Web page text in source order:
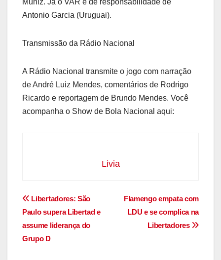
Muniz. Já o VAR é de responsabilidade de
Antonio Garcia (Uruguai).
Transmissão da Rádio Nacional
A Rádio Nacional transmite o jogo com narração
de André Luiz Mendes, comentários de Rodrigo
Ricardo e reportagem de Brundo Mendes. Você
acompanha o Show de Bola Nacional aqui:
Livia
Navegação
de
Post
Flamengo empata com
LDU e se complica na
Libertadores
Libertadores: São
Paulo supera Libertad e
assume liderança do
Grupo D